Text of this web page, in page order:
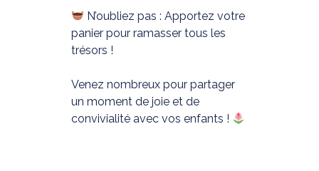
N’oubliez pas : Apportez votre
panier pour ramasser tous les
trésors !
Venez nombreux pour partager
un moment de joie et de
convivialité avec vos enfants !